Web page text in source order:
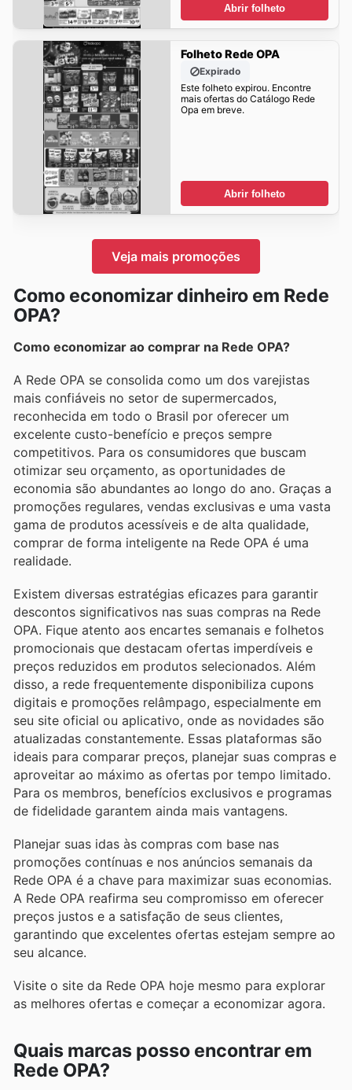
Abrir folheto
Folheto Rede OPA
Expirado
Este folheto expirou. Encontre
mais ofertas do Catálogo Rede
Opa em breve.
Abrir folheto
Veja mais promoções
Como economizar dinheiro em Rede
OPA?
Como economizar ao comprar na Rede OPA?
A Rede OPA se consolida como um dos varejistas
mais confiáveis no setor de supermercados,
reconhecida em todo o Brasil por oferecer um
excelente custo-benefício e preços sempre
competitivos. Para os consumidores que buscam
otimizar seu orçamento, as oportunidades de
economia são abundantes ao longo do ano. Graças a
promoções regulares, vendas exclusivas e uma vasta
gama de produtos acessíveis e de alta qualidade,
comprar de forma inteligente na Rede OPA é uma
realidade.
Existem diversas estratégias eficazes para garantir
descontos significativos nas suas compras na Rede
OPA. Fique atento aos encartes semanais e folhetos
promocionais que destacam ofertas imperdíveis e
preços reduzidos em produtos selecionados. Além
disso, a rede frequentemente disponibiliza cupons
digitais e promoções relâmpago, especialmente em
seu site oficial ou aplicativo, onde as novidades são
atualizadas constantemente. Essas plataformas são
ideais para comparar preços, planejar suas compras e
aproveitar ao máximo as ofertas por tempo limitado.
Para os membros, benefícios exclusivos e programas
de fidelidade garantem ainda mais vantagens.
Planejar suas idas às compras com base nas
promoções contínuas e nos anúncios semanais da
Rede OPA é a chave para maximizar suas economias.
A Rede OPA reafirma seu compromisso em oferecer
preços justos e a satisfação de seus clientes,
garantindo que excelentes ofertas estejam sempre ao
seu alcance.
Visite o site da Rede OPA hoje mesmo para explorar
as melhores ofertas e começar a economizar agora.
Quais marcas posso encontrar em
Rede OPA?